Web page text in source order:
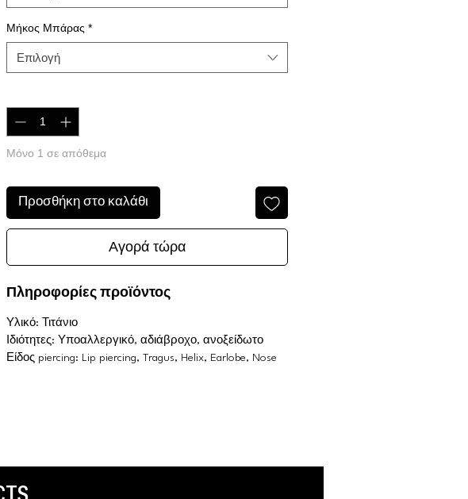
Μήκος Μπάρας *
Επιλογή
Μόνο 1 σε απόθεμα
Προσθήκη στο καλάθι
Αγορά τώρα
Πληροφορίες προϊόντος
Υλικό: Τιτάνιο
Ιδιότητες: Υποαλλεργικό, αδιάβροχο, ανοξείδωτο
Είδος piercing: Lip piercing, Tragus, Helix, Earlobe, Nose